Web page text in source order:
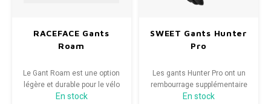
RACEFACE Gants
Roam
Le Gant Roam est une option
légère et durable pour le vélo
de montagne.
En stock
SWEET Gants Hunter
Pro
Les gants Hunter Pro ont un
rembourrage supplémentaire
sur les panneaux exposés
En stock